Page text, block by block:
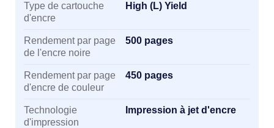
Type de cartouche
d'encre
High (L) Yield
Rendement par page
de l'encre noire
500 pages
Rendement par page
d'encre de couleur
450 pages
Technologie
d'impression
Impression à jet d'encre